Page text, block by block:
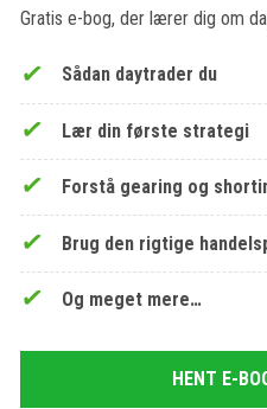
Gratis e-bog, der lærer dig om
Sådan daytrader du
Lær din første strategi
Forstå gearing og
Brug den rigtige
Og meget mere…
HENT E-